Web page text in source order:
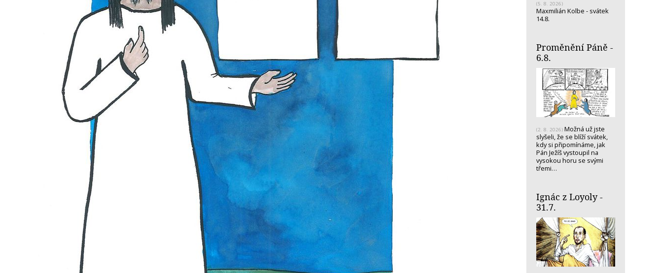
(5. 8. 2026)
Maxmilián Kolbe - svátek
14.8.
Proměnění Páně -
6.8.
(2. 8. 2026) Možná už jste
slyšeli, že se blíží svátek,
kdy si připomínáme, jak
Pán Ježíš vystoupil na
vysokou horu se svými
třemi…
Ignác z Loyoly -
31.7.